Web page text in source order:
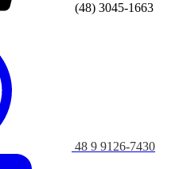
(48) 3045-1663
48 9 9126-7430